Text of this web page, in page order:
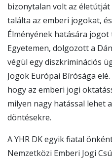
bizonytalan volt az
találta az emberi jogokat,
Élményének hatására
Egyetemen, dolgozott a
végül egy diszkriminációs
Jogok Európai Bírósága
hogy az emberi jogi
milyen nagy hatással lehet
döntésekre.
A YHR DK egyik fiatal
Nemzetközi Emberi Jogi